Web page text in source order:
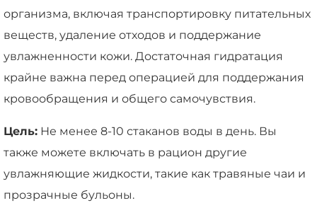
организма, включая транспортировку питательных
веществ, удаление отходов и поддержание
увлажненности кожи. Достаточная гидратация
крайне важна перед операцией для поддержания
кровообращения и общего самочувствия.
Цель: Не менее 8-10 стаканов воды в день. Вы
также можете включать в рацион другие
увлажняющие жидкости, такие как травяные чаи и
прозрачные бульоны.